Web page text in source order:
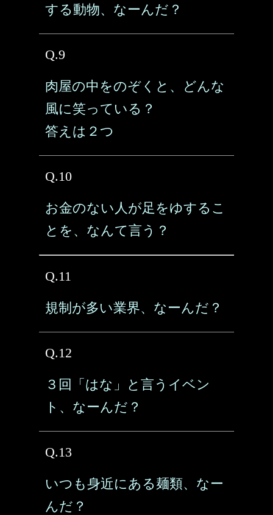
する動物、なーんだ？
Q.9
肉屋の中をのぞくと、どんな
風に笑っている？
答えは２つ
Q.10
お金のない人が足をゆするこ
とを、なんて言う？
Q.11
規制が多い業界、なーんだ？
Q.12
３回「はな」と言うイベン
ト、なーんだ？
Q.13
いつも身近にある麺類、なー
んだ？